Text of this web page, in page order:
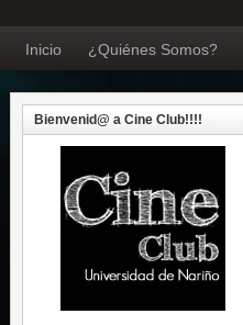
Inicio ¿Quiénes Somos?
Bienvenid@ a Cine Club!!!!